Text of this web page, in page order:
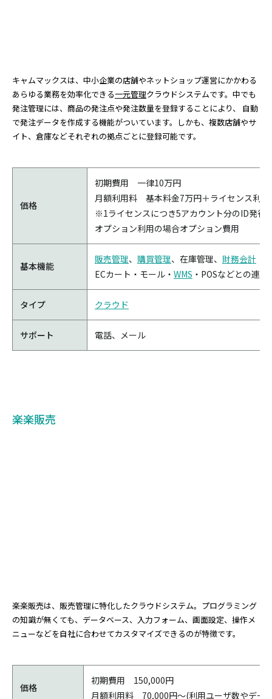
キャムマックスは、中小企業の店舗やネットショップ運営にかかわる
あらゆる業務を効率化できる一元管理クラウドシステムです。中でも
発注管理には、商品の発注点や発注数量を登録することにより、 自動
で発注データを作成する機能がついています。しかも、複数店舗やサ
イト、倉庫などそれぞれの拠点ごとに登録可能です。
価格
初期費用 一律10万円
月額利用料 基本料金7万円＋ライセンス利用
※1ライセンスにつき5アカウント分のID発行
オプション利用の場合オプション費用
基本機能
販売管理、 購買管理、在庫管理、 財務会計
ECカート・モール・ WMS ・POSなどとの連携
タイプ クラウド
サポート 電話、メール
楽楽販売
楽楽販売は、販売管理に特化したクラウドシステム。プログラミング
の知識が無くても、データベース、入力フォーム、画面設定、操作メ
ニューなどを自社に合わせてカスタマイズできるのが特徴です。
価格
初期費用 150,000円
月額利用料 70,000円～(利用ユーザ数やデー